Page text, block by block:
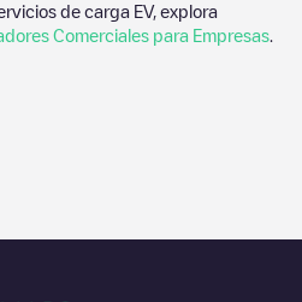
de carga EV, explora
Comerciales para Empresas